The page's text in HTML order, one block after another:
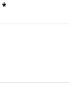
*